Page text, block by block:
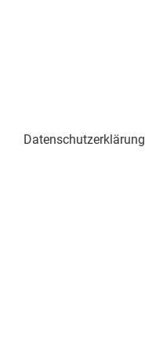
Datenschutzerklärung